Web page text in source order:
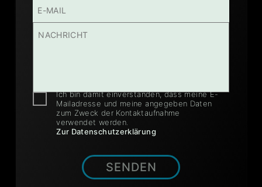
Ich bin damit einverstanden, dass meine E-
Mailadresse und meine angegeben Daten
zum Zweck der Kontaktaufnahme
verwendet werden.
Zur Datenschutzerklärung
SENDEN